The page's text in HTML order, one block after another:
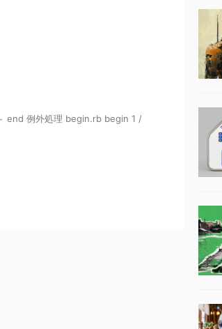
end 例外処理 begin.rb begin 1 /